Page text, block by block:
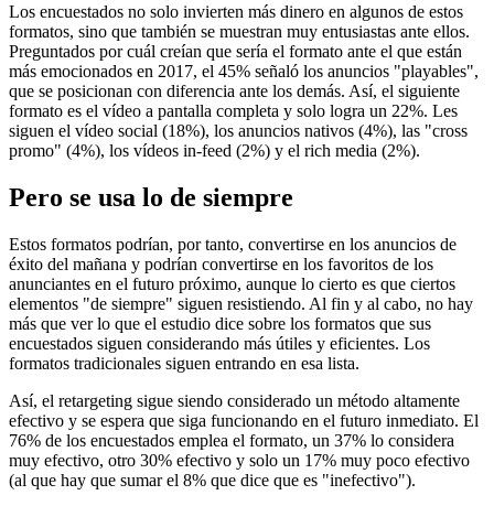
Los encuestados no solo invierten más dinero en algunos de estos
formatos, sino que también se muestran muy entusiastas ante ellos.
Preguntados por cuál creían que sería el formato ante el que están
más emocionados en 2017, el 45% señaló los anuncios "playables",
que se posicionan con diferencia ante los demás. Así, el siguiente
formato es el vídeo a pantalla completa y solo logra un 22%. Les
siguen el vídeo social (18%), los anuncios nativos (4%), las "cross
promo" (4%), los vídeos in-feed (2%) y el rich media (2%).
Pero se usa lo de siempre
Estos formatos podrían, por tanto, convertirse en los anuncios de
éxito del mañana y podrían convertirse en los favoritos de los
anunciantes en el futuro próximo, aunque lo cierto es que ciertos
elementos "de siempre" siguen resistiendo. Al fin y al cabo, no hay
más que ver lo que el estudio dice sobre los formatos que sus
encuestados siguen considerando más útiles y eficientes. Los
formatos tradicionales siguen entrando en esa lista.
Así, el retargeting sigue siendo considerado un método altamente
efectivo y se espera que siga funcionando en el futuro inmediato. El
76% de los encuestados emplea el formato, un 37% lo considera
muy efectivo, otro 30% efectivo y solo un 17% muy poco efectivo
(al que hay que sumar el 8% que dice que es "inefectivo").